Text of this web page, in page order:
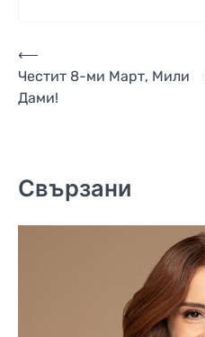
Навигация
⟵
Честит 8-ми Март, Мили
Дами!
Свързани